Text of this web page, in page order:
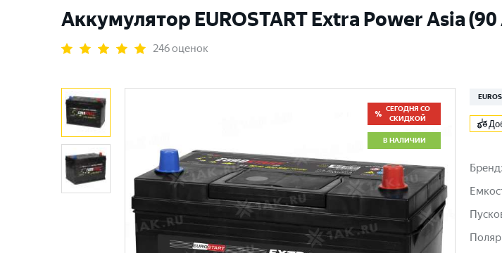
Аккумулятор EUROSTART Extra Power Asia
246 оценок
СЕГОДНЯ СО
СКИДКОЙ
В НАЛИЧИИ
Бренд: